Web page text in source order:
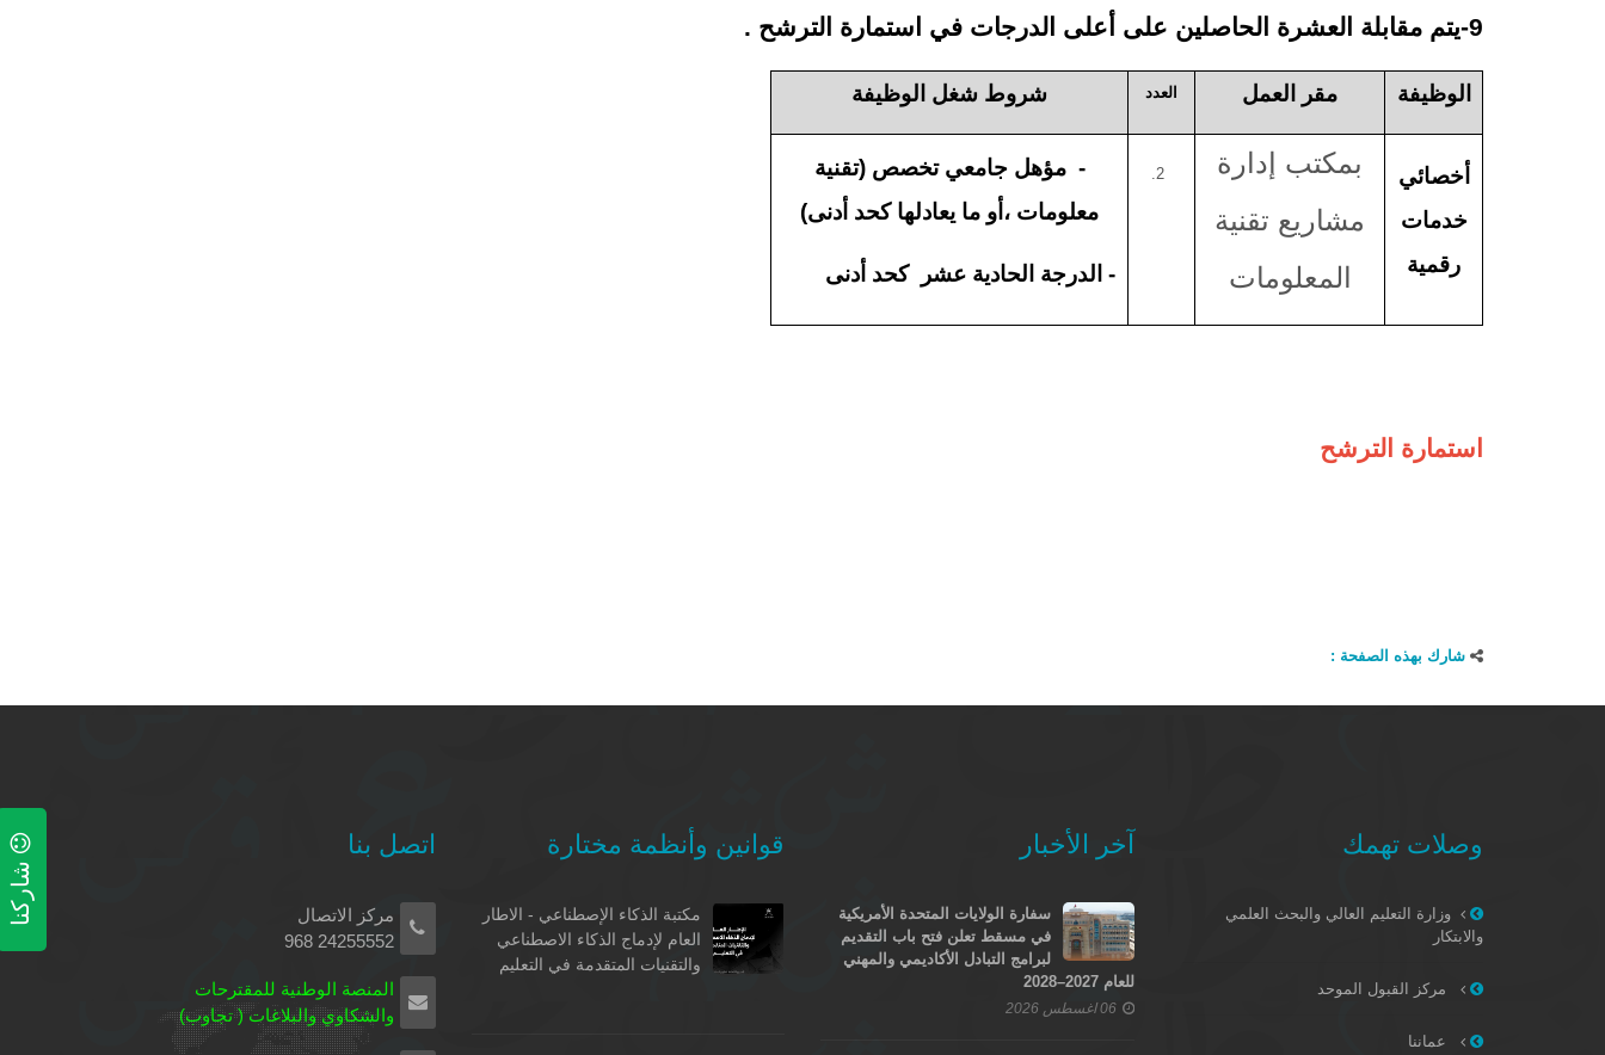
9-يتم مقابلة العشرة الحاصلين على أعلى الدرجات في استمارة الترشح .
الوظيفة مقر العمل العدد شروط شغل الوظيفة
أخصائي
خدمات
رقمية
بمكتب إدارة
مشاريع تقنية
المعلومات
- مؤهل جامعي تخصص (تقنية
معلومات ،أو ما يعادلها كحد أدنى)
- الدرجة الحادية عشر كحد أدنى
استمارة الترشح
شارك بهذه الصفحة :
وصلات تهمك
وزارة التعليم العالي والبحث العلمي
والابتكار
مركز القبول الموحد
عماننا
آخر الأخبار
سفارة الولايات المتحدة الأمريكية
في مسقط تعلن فتح باب التقديم
لبرامج التبادل الأكاديمي والمهني
للعام 2027–2028
06 اغسطس 2026
قوانين وأنظمة مختارة
مكتبة الذكاء الإصطناعي - الاطار
العام لإدماج الذكاء الاصطناعي
والتقنيات المتقدمة في التعليم
اتصل بنا
مركز الاتصال
24255552 968
المنصة الوطنية للمقترحات
والشكاوي والبلاغات ( تجاوب)
شاركنا